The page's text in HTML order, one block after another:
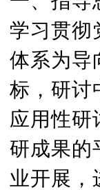
学习贯彻
体系为导
标，研讨
应用性研
研成果的
业开展，